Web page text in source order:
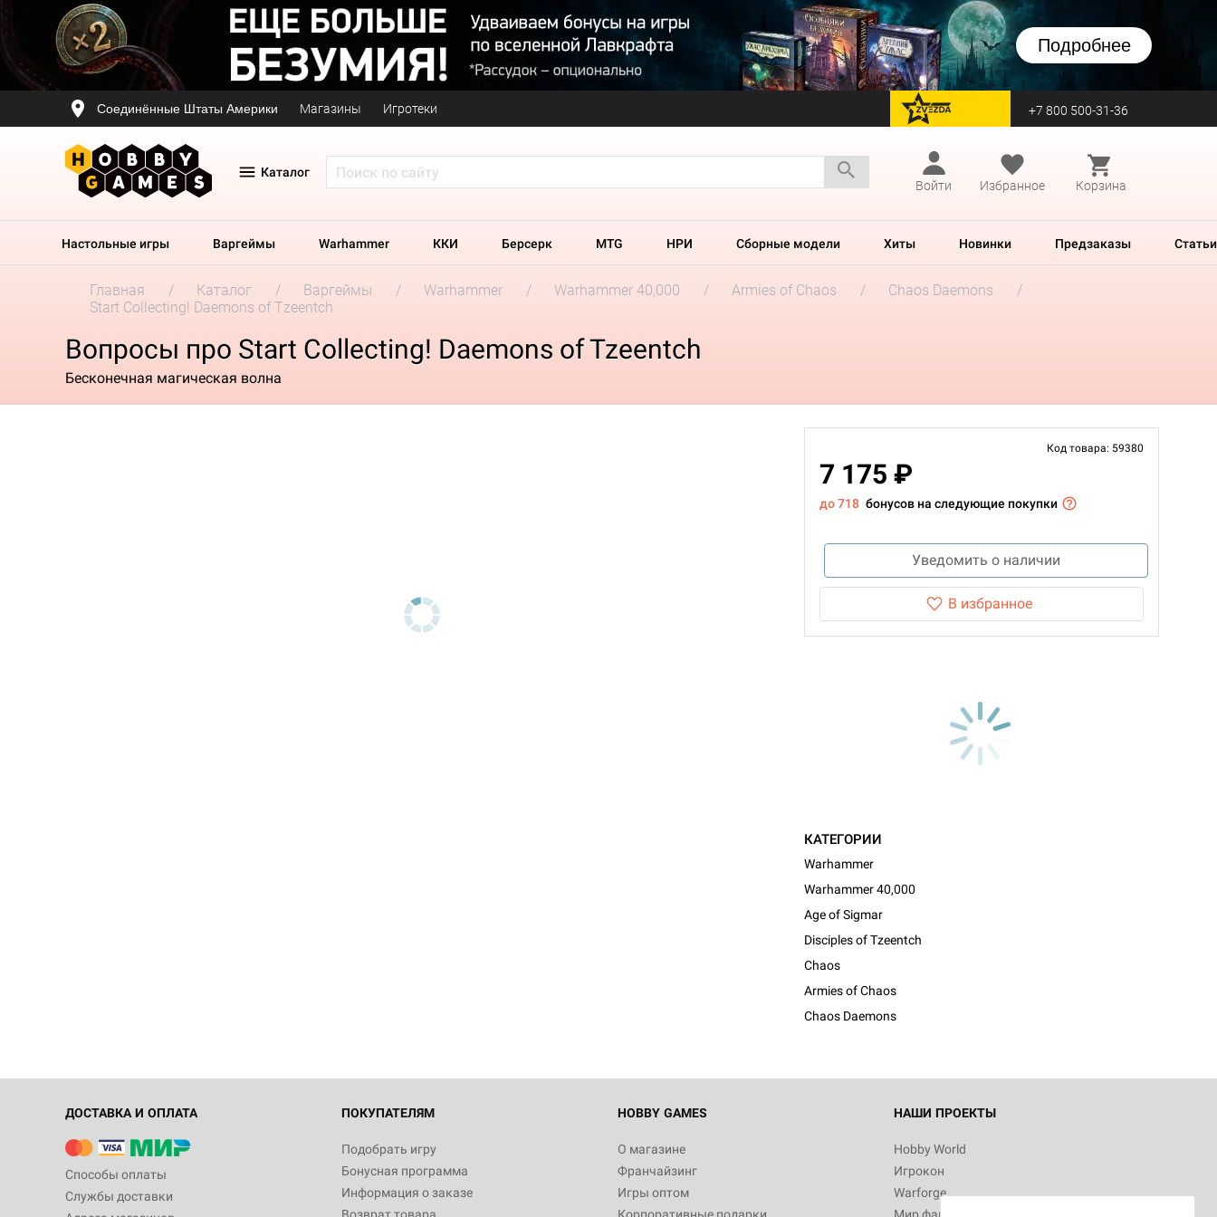
Подробнее
Соединённые Штаты Америки Магазины Игротеки перейти на Zvezda +7 800 500-31-36
Каталог
Войти
Избранное Корзина
Настольные игры Варгеймы Warhammer ККИ Берсерк MTG НРИ Сборные модели Хиты Новинки Предзаказы Статьи
Главная Каталог Варгеймы Warhammer Warhammer 40,000 Armies of Chaos
Chaos Daemons
Start Collecting! Daemons of Tzeentch
Вопросы про Start Collecting! Daemons of Tzeentch
Бесконечная магическая волна
Код товара: 59380
7 175 ₽
до 718 бонусов на следующие покупки
Уведомить о наличии
В избранное
КАТЕГОРИИ
Warhammer
Warhammer 40,000
Age of Sigmar
Disciples of Tzeentch
Chaos
Armies of Chaos
Chaos Daemons
ДОСТАВКА И ОПЛАТА
Способы оплаты
Службы доставки
ПОКУПАТЕЛЯМ
Подобрать игру
Бонусная программа
Информация о заказе
HOBBY GAMES
О магазине
Франчайзинг
Игры оптом
НАШИ ПРОЕКТЫ
Hobby World
Игрокон
Warforge